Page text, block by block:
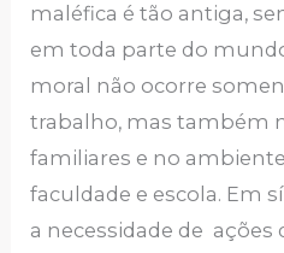
maléfica é tão antiga,
em toda parte do
moral não ocorre
trabalho, mas também
familiares e no
faculdade e escola. Em
a necessidade de